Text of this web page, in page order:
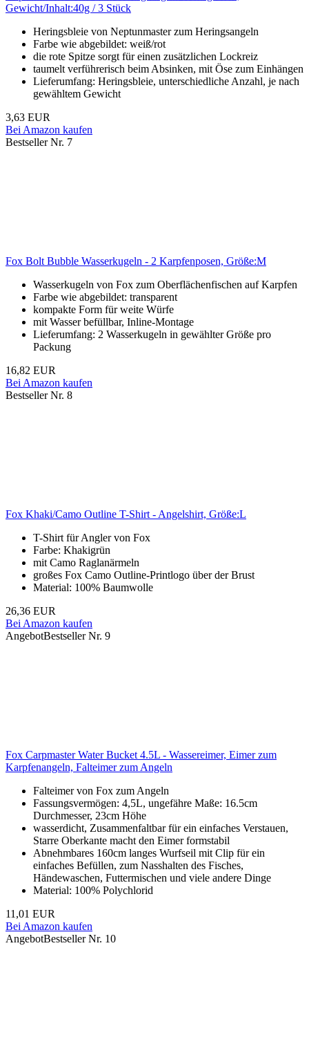
Gewicht/Inhalt:40g / 3 Stück
Heringsbleie von Neptunmaster zum Heringsangeln
Farbe wie abgebildet: weiß/rot
die rote Spitze sorgt für einen zusätzlichen Lockreiz
taumelt verführerisch beim Absinken, mit Öse zum Einhängen
Lieferumfang: Heringsbleie, unterschiedliche Anzahl, je nach
gewähltem Gewicht
3,63 EUR
Bei Amazon kaufen
Bestseller Nr. 7
Fox Bolt Bubble Wasserkugeln - 2 Karpfenposen, Größe:M
Wasserkugeln von Fox zum Oberflächenfischen auf Karpfen
Farbe wie abgebildet: transparent
kompakte Form für weite Würfe
mit Wasser befüllbar, Inline-Montage
Lieferumfang: 2 Wasserkugeln in gewählter Größe pro
Packung
16,82 EUR
Bei Amazon kaufen
Bestseller Nr. 8
Fox Khaki/Camo Outline T-Shirt - Angelshirt, Größe:L
T-Shirt für Angler von Fox
Farbe: Khakigrün
mit Camo Raglanärmeln
großes Fox Camo Outline-Printlogo über der Brust
Material: 100% Baumwolle
26,36 EUR
Bei Amazon kaufen
AngebotBestseller Nr. 9
Fox Carpmaster Water Bucket 4.5L - Wassereimer, Eimer zum
Karpfenangeln, Falteimer zum Angeln
Falteimer von Fox zum Angeln
Fassungsvermögen: 4,5L, ungefähre Maße: 16.5cm
Durchmesser, 23cm Höhe
wasserdicht, Zusammenfaltbar für ein einfaches Verstauen,
Starre Oberkante macht den Eimer formstabil
Abnehmbares 160cm langes Wurfseil mit Clip für ein
einfaches Befüllen, zum Nasshalten des Fisches,
Händewaschen, Futtermischen und viele andere Dinge
Material: 100% Polychlorid
11,01 EUR
Bei Amazon kaufen
AngebotBestseller Nr. 10